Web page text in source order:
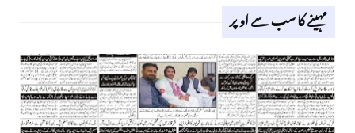
مہینے کا سب سے اوپر